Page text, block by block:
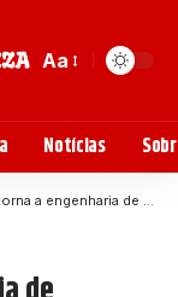
Aa
Notícias
uma variável decisiva na integridade de dutos em operação contínua